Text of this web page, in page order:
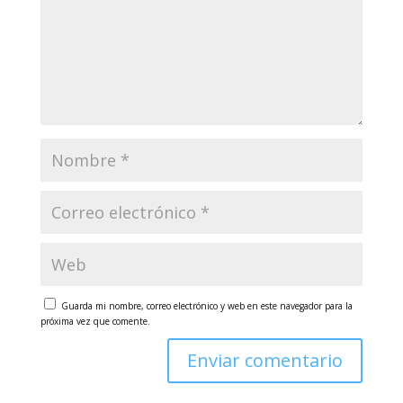
Guarda mi nombre, correo electrónico y web en este navegador para la
próxima vez que comente.